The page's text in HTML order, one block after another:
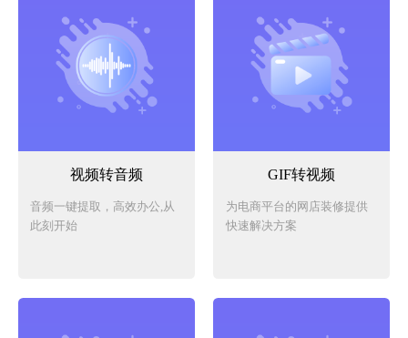
视频转音频
音频一键提取，高效办公,从
此刻开始
GIF转视频
为电商平台的网店装修提供
快速解决方案